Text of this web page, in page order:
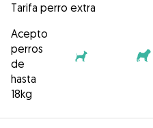
Tarifa perro extra
Acepto
perros
de
hasta
18kg